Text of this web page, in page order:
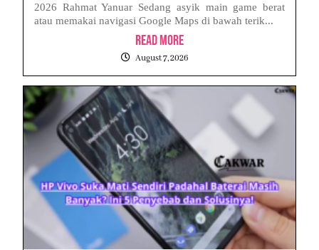
2026 Rahmat Yanuar Sedang asyik main game berat
atau memakai navigasi Google Maps di bawah terik...
Read More
August 7, 2026